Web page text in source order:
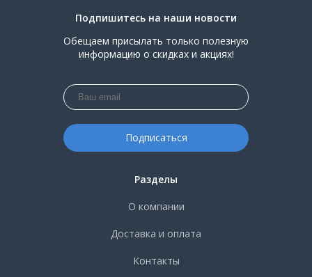
Подпишитесь на наши новости
Обещаем присылать только полезную
информацию о скидках и акциях!
Разделы
О компании
Доставка и оплата
Контакты